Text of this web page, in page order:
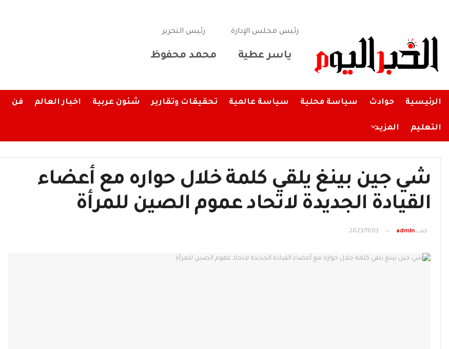
رئيس مجلس الإدارة
ياسر عطية
رئيس التحرير
محمد محفوظ
الرئيسية حوادث سياسة محلية سياسة عالمية تحقيقات وتقارير شئون عربية اخبار العالم فن
التعليم المزيد
شي جين بينغ يلقي كلمة خلال حواره مع أعضاء
القيادة الجديدة لاتحاد عموم الصين للمرأة
كتب admin
2023/11/03